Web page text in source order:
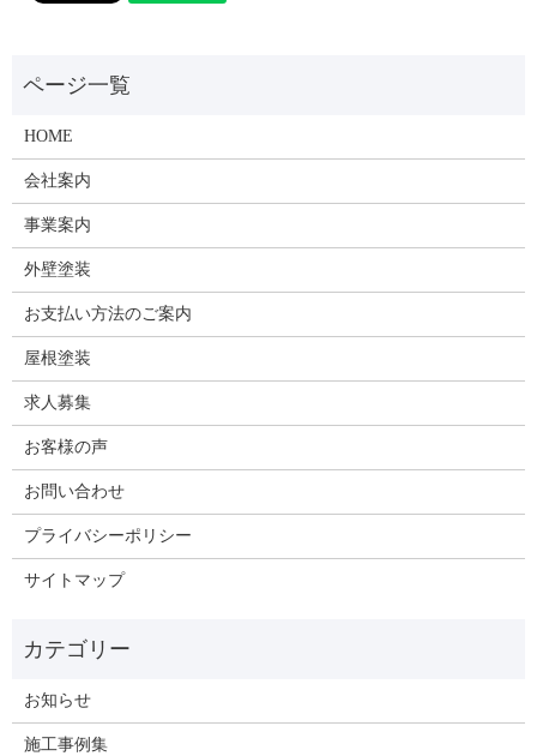
HOME
会社案内
事業案内
外壁塗装
お支払い方法のご案内
屋根塗装
求人募集
お客様の声
お問い合わせ
プライバシーポリシー
サイトマップ
お知らせ
施工事例集